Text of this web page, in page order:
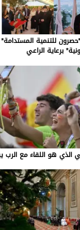
للتنمية
برعاية الراعي
الذي هو اللقاء مع